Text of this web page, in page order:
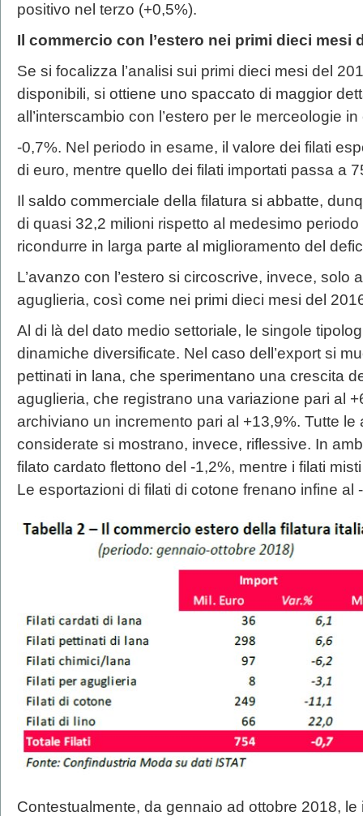
positivo nel terzo (+0,5%).
Il commercio con l’estero nei primi dieci mesi
Se si focalizza l’analisi sui primi dieci mesi del
disponibili, si ottiene uno spaccato di maggior
all’interscambio con l’estero per le merceologie
-0,7%. Nel periodo in esame, il valore dei filati
di euro, mentre quello dei filati importati passa a
Il saldo commerciale della filatura si abbatte,
di quasi 32,2 milioni rispetto al medesimo
ricondurre in larga parte al miglioramento del
L’avanzo con l’estero si circoscrive, invece, solo
aguglieria, così come nei primi dieci mesi del
Al di là del dato medio settoriale, le singole
dinamiche diversificate. Nel caso dell’export si
pettinati in lana, che sperimentano una crescita
aguglieria, che registrano una variazione pari al
archiviano un incremento pari al +13,9%. Tutte le
considerate si mostrano, invece, riflessive. In
filato cardato flettono del -1,2%, mentre i filati
Le esportazioni di filati di cotone frenano infine al
Contestualmente, da gennaio ad ottobre 2018, le